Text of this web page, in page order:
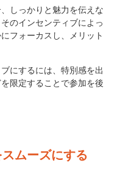
しっかりと魅力を伝えな
のインセンティブによっ
フォーカスし、メリット
にするには、特別感を出
限定することで参加を後
ムーズにする